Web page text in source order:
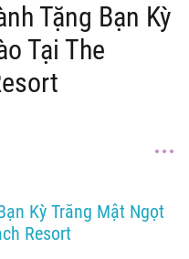
Tặng Bạn Kỳ
Tại The
Kỳ Trăng Mật Ngọt
Resort